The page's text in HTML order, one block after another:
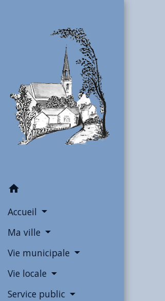
home
Accueil
Ma ville
Vie municipale
Vie locale
Service public